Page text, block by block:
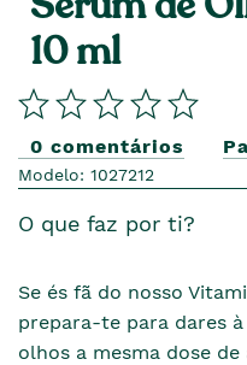
10 ml
0 comentários
Modelo: 1027212
O que faz por ti?
Se és fã do nosso
prepara-te para dares
olhos a mesma dose